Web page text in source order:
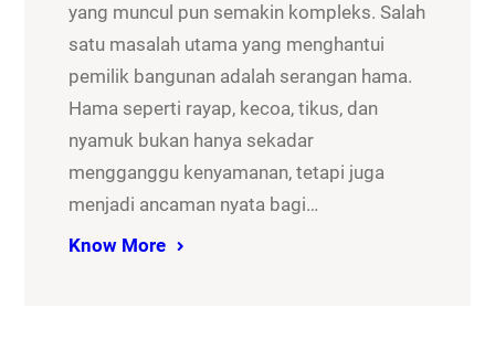
yang muncul pun semakin kompleks. Salah
satu masalah utama yang menghantui
pemilik bangunan adalah serangan hama.
Hama seperti rayap, kecoa, tikus, dan
nyamuk bukan hanya sekadar
mengganggu kenyamanan, tetapi juga
menjadi ancaman nyata bagi…
Know More